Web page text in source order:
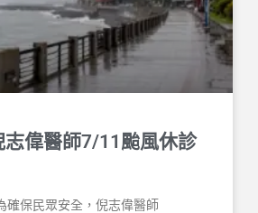
志偉醫師7/11颱風休診
確保民眾安全，倪志偉醫師